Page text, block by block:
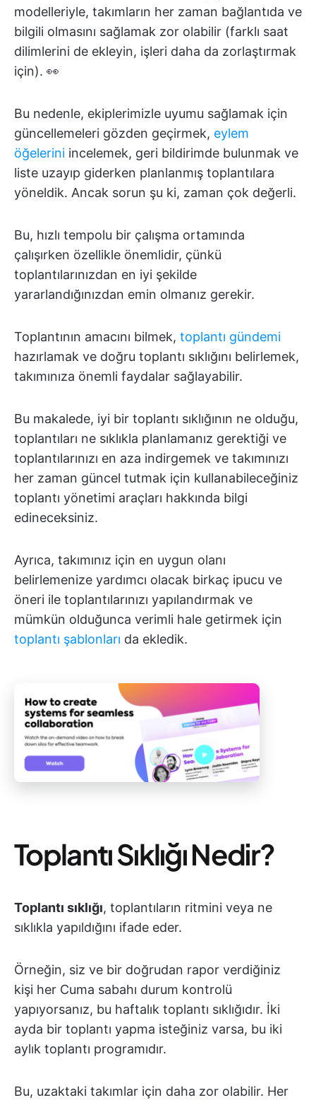
modelleriyle, takımların her zaman bağlantıda ve
bilgili olmasını sağlamak zor olabilir (farklı saat
dilimlerini de ekleyin, işleri daha da zorlaştırmak
için). 👀
Bu nedenle, ekiplerimizle uyumu sağlamak için
güncellemeleri gözden geçirmek, eylem
öğelerini incelemek, geri bildirimde bulunmak ve
liste uzayıp giderken planlanmış toplantılara
yöneldik. Ancak sorun şu ki, zaman çok değerli.
Bu, hızlı tempolu bir çalışma ortamında
çalışırken özellikle önemlidir, çünkü
toplantılarınızdan en iyi şekilde
yararlandığınızdan emin olmanız gerekir.
Toplantının amacını bilmek, toplantı gündemi
hazırlamak ve doğru toplantı sıklığını belirlemek,
takımınıza önemli faydalar sağlayabilir.
Bu makalede, iyi bir toplantı sıklığının ne olduğu,
toplantıları ne sıklıkla planlamanız gerektiği ve
toplantılarınızı en aza indirgemek ve takımınızı
her zaman güncel tutmak için kullanabileceğiniz
toplantı yönetimi araçları hakkında bilgi
edineceksiniz.
Ayrıca, takımınız için en uygun olanı
belirlemenize yardımcı olacak birkaç ipucu ve
öneri ile toplantılarınızı yapılandırmak ve
mümkün olduğunca verimli hale getirmek için
toplantı şablonları da ekledik.
Toplantı Sıklığı Nedir?
Toplantı sıklığı, toplantıların ritmini veya ne
sıklıkla yapıldığını ifade eder.
Örneğin, siz ve bir doğrudan rapor verdiğiniz
kişi her Cuma sabahı durum kontrolü
yapıyorsanız, bu haftalık toplantı sıklığıdır. İki
ayda bir toplantı yapma isteğiniz varsa, bu iki
aylık toplantı programıdır.
Bu, uzaktaki takımlar için daha zor olabilir. Her